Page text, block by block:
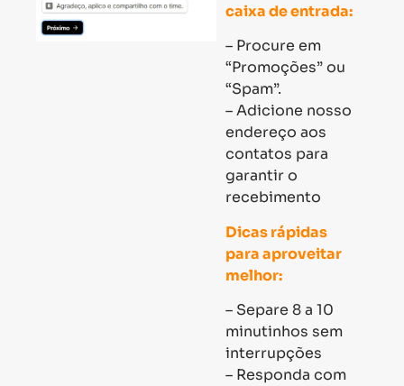
caixa de entrada:
– Procure em
“Promoções” ou
“Spam”.
– Adicione nosso
endereço aos
contatos para
garantir o
recebimento
Dicas rápidas
para aproveitar
melhor:
– Separe 8 a 10
minutinhos sem
interrupções
– Responda com